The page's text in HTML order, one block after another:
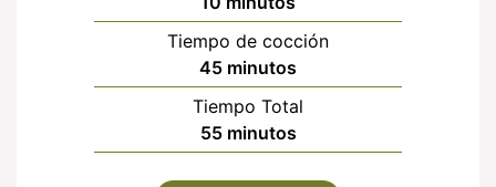
Tiempo de cocción
45minutos
minutos
Tiempo Total
55minutos
minutos